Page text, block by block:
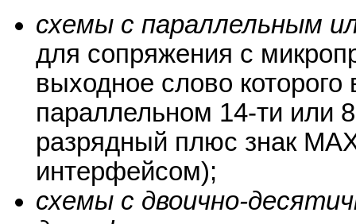
схемы с параллельным
для сопряжения с
выходное слово
параллельном 14-ти или
разрядный плюс знак
интерфейсом);
схемы с двоично-